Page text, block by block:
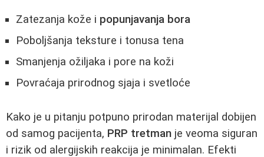
Zatezanja kože i popunjavanja bora
Poboljšanja teksture i tonusa tena
Smanjenja ožiljaka i pore na koži
Povraćaja prirodnog sjaja i svetloće
Kako je u pitanju potpuno prirodan materijal dobijen
od samog pacijenta, PRP tretman je veoma siguran
i rizik od alergijskih reakcija je minimalan. Efekti